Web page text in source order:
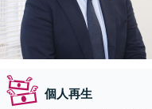
個人再生